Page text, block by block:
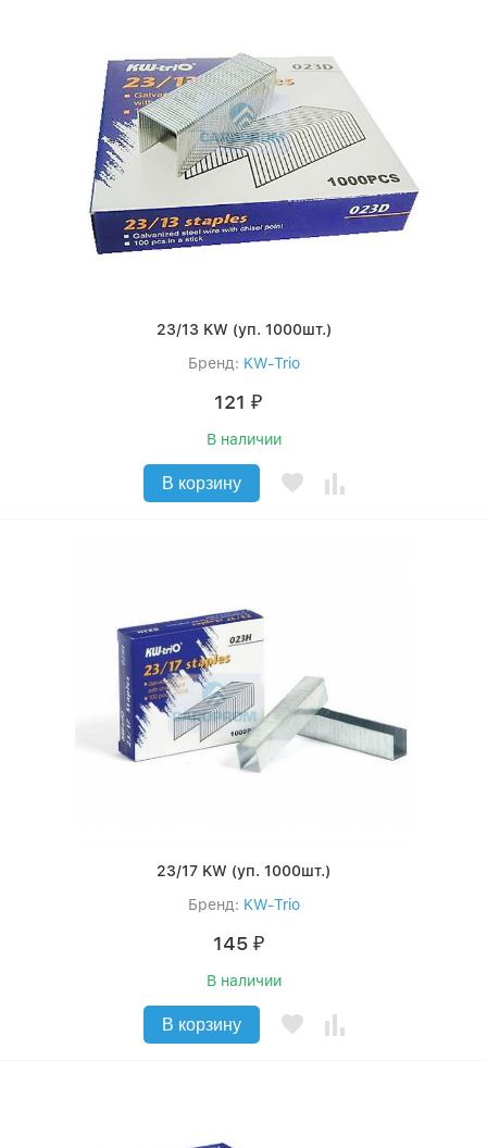
23/13 KW (уп. 1000шт.)
Бренд: KW-Trio
121 ₽
В наличии
В корзину
23/17 KW (уп. 1000шт.)
Бренд: KW-Trio
145 ₽
В наличии
В корзину